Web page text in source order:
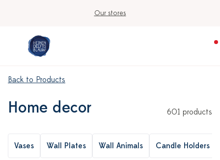
Our stores
Back to Products
Home decor 601 products
Vases Wall Plates Wall Animals Candle Holders